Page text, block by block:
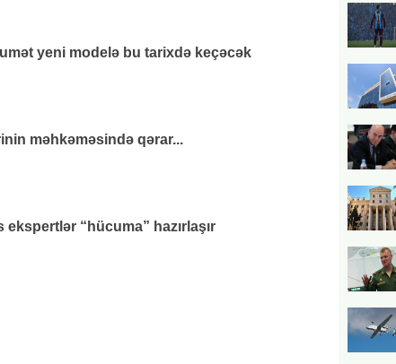
yeni modelə bu tarixdə keçəcək
məhkəməsində qərar...
“hücuma” hazırlaşır